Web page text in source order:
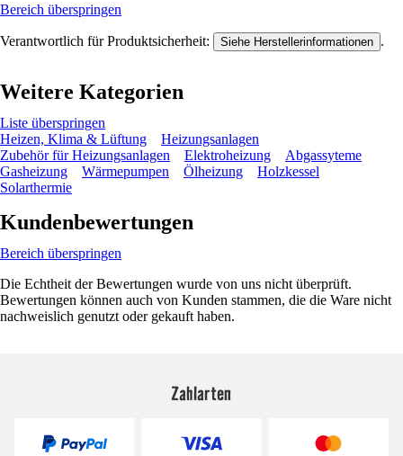
Bereich überspringen
Verantwortlich für Produktsicherheit: Siehe Herstellerinformationen .
Weitere Kategorien
Liste überspringen
Heizen, Klima & Lüftung
Heizungsanlagen
Zubehör für Heizungsanlagen
Elektroheizung
Abgassyteme
Gasheizung
Wärmepumpen Ölheizung
Holzkessel
Solarthermie
Kundenbewertungen
Bereich überspringen
Die Echtheit der Bewertungen wurde von uns nicht überprüft.
Bewertungen können auch von Kunden stammen, die die Ware nicht
nachweislich genutzt oder gekauft haben.
Zahlarten